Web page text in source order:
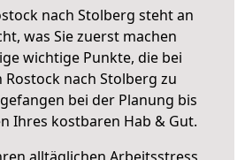
nach Stolberg steht an
was Sie zuerst machen
wichtige Punkte, die bei
nach Stolberg zu
bei der Planung bis
Ihres kostbaren Hab & Gut.